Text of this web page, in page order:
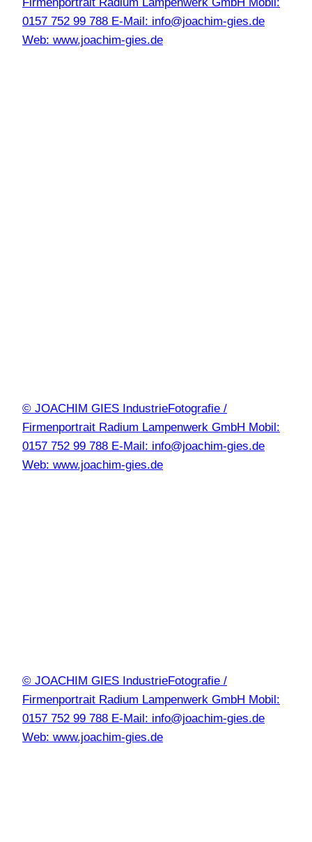
Firmenportrait Radium Lampenwerk GmbH Mobil:
0157 752 99 788 E-Mail: info@joachim-gies.de
Web: www.joachim-gies.de
© JOACHIM GIES IndustrieFotografie /
Firmenportrait Radium Lampenwerk GmbH Mobil:
0157 752 99 788 E-Mail: info@joachim-gies.de
Web: www.joachim-gies.de
© JOACHIM GIES IndustrieFotografie /
Firmenportrait Radium Lampenwerk GmbH Mobil:
0157 752 99 788 E-Mail: info@joachim-gies.de
Web: www.joachim-gies.de